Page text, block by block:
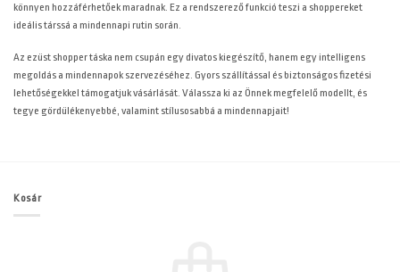
könnyen hozzáférhetőek maradnak. Ez a rendszerező funkció teszi a shoppereket
ideális társsá a mindennapi rutin során.
Az ezüst shopper táska nem csupán egy divatos kiegészítő, hanem egy intelligens
megoldás a mindennapok szervezéséhez. Gyors szállítással és biztonságos fizetési
lehetőségekkel támogatjuk vásárlását. Válassza ki az Önnek megfelelő modellt, és
tegye gördülékenyebbé, valamint stílusosabbá a mindennapjait!
Kosár